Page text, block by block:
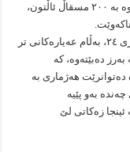
نموونە بۆ ئەمساڵ (٢٠٢٦) لە کوردستاندا خەمڵێنراوە به ٢٠٠ مسقاڵ ئاڵتون،
بێگومان ئەو ڕادەیە باس لە ئاڵتونى پاکە واتە عەیارى ٢٤، بەڵام عەیارەکانى تر
دەبێتەوە، کە
دەتوانرێت هەژمارى بە
عەیارە ٢٤ بەهاکەى چەندە بەو پێیە
ئینجا زەکاتى لێ